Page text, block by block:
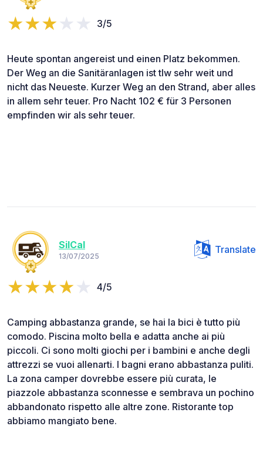
3/5
Heute spontan angereist und einen Platz bekommen.
Der Weg an die Sanitäranlagen ist tlw sehr weit und
nicht das Neueste. Kurzer Weg an den Strand, aber alles
in allem sehr teuer. Pro Nacht 102 € für 3 Personen
empfinden wir als sehr teuer.
SilCal
13/07/2025
Translate
4/5
Camping abbastanza grande, se hai la bici è tutto più
comodo. Piscina molto bella e adatta anche ai più
piccoli. Ci sono molti giochi per i bambini e anche degli
attrezzi se vuoi allenarti. I bagni erano abbastanza puliti.
La zona camper dovrebbe essere più curata, le
piazzole abbastanza sconnesse e sembrava un pochino
abbandonato rispetto alle altre zone. Ristorante top
abbiamo mangiato bene.